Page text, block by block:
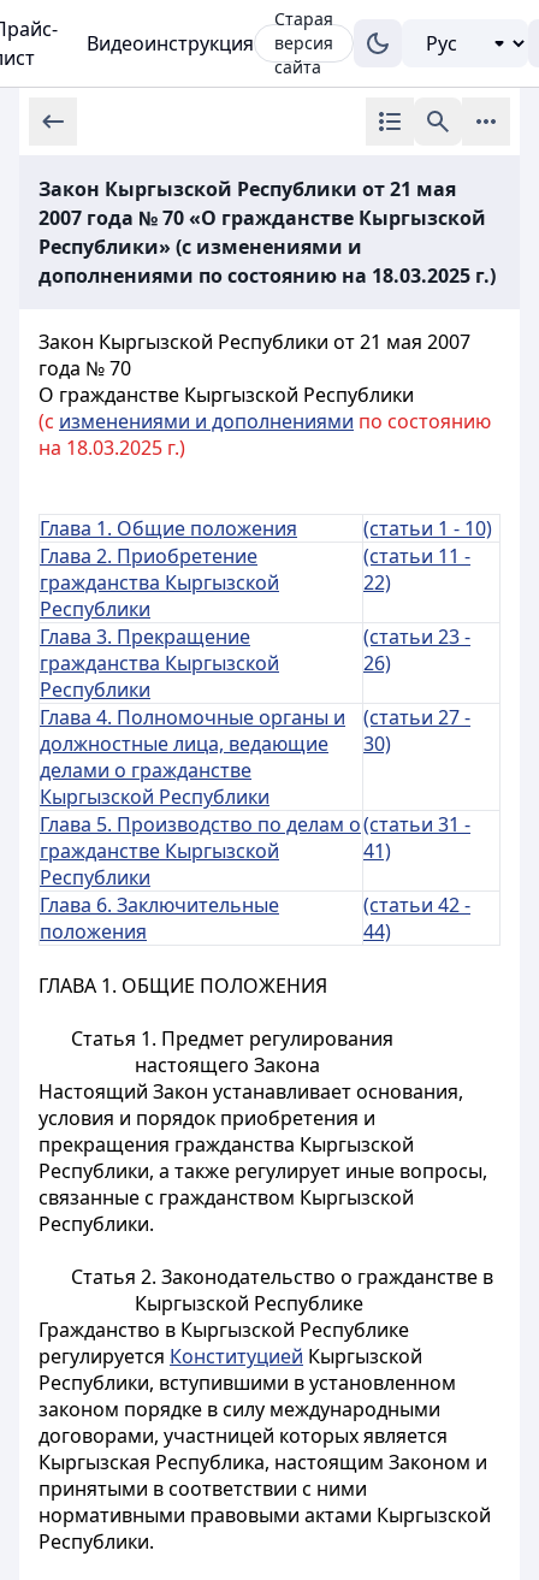
Видеоинструкция
Старая
версия
сайта
Закон Кыргызской Республики от 21 мая
2007 года № 70 «О гражданстве Кыргызской
Республики» (с изменениями и
дополнениями по состоянию на 18.03.2025 г.)
Закон Кыргызской Республики от 21 мая 2007
года № 70
О гражданстве Кыргызской Республики
(с изменениями и дополнениями по состоянию
на 18.03.2025 г.)
Глава 1. Общие положения
(статьи 1 - 10)
Глава 2. Приобретение
гражданства Кыргызской
Республики
(статьи 11 -
22)
Глава 3. Прекращение
гражданства Кыргызской
Республики
(статьи 23 -
26)
Глава 4. Полномочные органы и
должностные лица, ведающие
делами о гражданстве
Кыргызской Республики
(статьи 27 -
30)
Глава 5. Производство по делам о
гражданстве Кыргызской
Республики
(статьи 31 -
41)
Глава 6. Заключительные
положения
(статьи 42 -
44)
ГЛАВА 1. ОБЩИЕ ПОЛОЖЕНИЯ
Статья 1. Предмет регулирования
настоящего Закона
Настоящий Закон устанавливает основания,
условия и порядок приобретения и
прекращения гражданства Кыргызской
Республики, а также регулирует иные вопросы,
связанные с гражданством Кыргызской
Республики.
Статья 2. Законодательство о гражданстве в
Кыргызской Республике
Гражданство в Кыргызской Республике
регулируется Конституцией Кыргызской
Республики, вступившими в установленном
законом порядке в силу международными
договорами, участницей которых является
Кыргызская Республика, настоящим Законом и
принятыми в соответствии с ними
нормативными правовыми актами Кыргызской
Республики.